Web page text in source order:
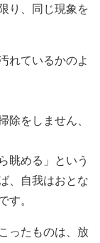
り、同じ現象を
れているかのよ
除をしません、
眺める」という
、自我はおとな
。
ったものは、放